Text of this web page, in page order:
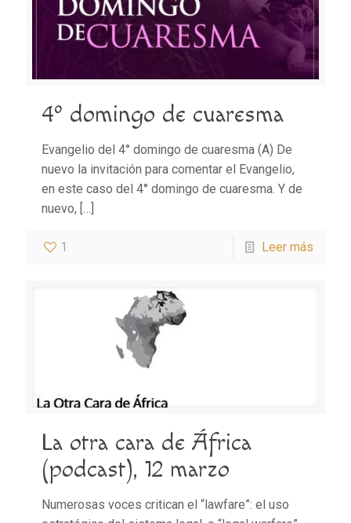
4º domingo de cuaresma
Evangelio del 4° domingo de cuaresma (A) De
nuevo la invitación para comentar el Evangelio,
en este caso del 4° domingo de cuaresma. Y de
nuevo, […]
1 Leer más
La otra cara de África
(podcast), 12 marzo
Numerosas voces critican el “lawfare”: el uso